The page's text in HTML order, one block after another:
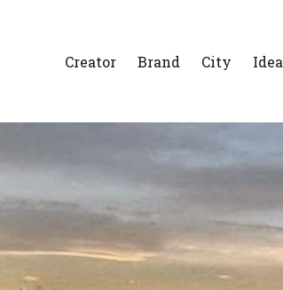
Creator Brand City Idea